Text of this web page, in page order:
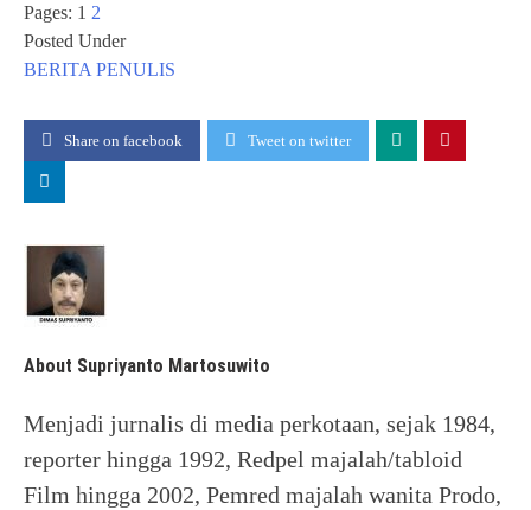
Pages: 1 2
Posted Under
BERITA PENULIS
Share on facebook Tweet on twitter
About Supriyanto Martosuwito
Menjadi jurnalis di media perkotaan, sejak 1984,
reporter hingga 1992, Redpel majalah/tabloid
Film hingga 2002, Pemred majalah wanita Prodo,